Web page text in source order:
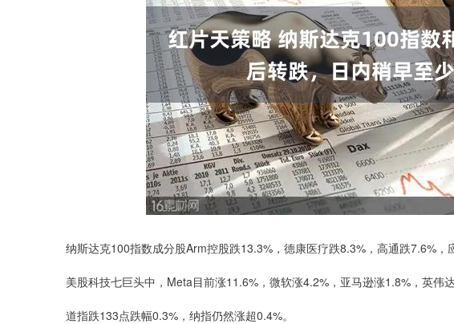
纳斯达克100指数成分股Arm控股跌13.3%，德康医疗跌8.3%，高通跌7.6%，
美股科技七巨头中，Meta目前涨11.6%，微软涨4.2%，亚马逊涨1.8%，英伟
道指跌133点跌幅0.3%，纳指仍然涨超0.4%。